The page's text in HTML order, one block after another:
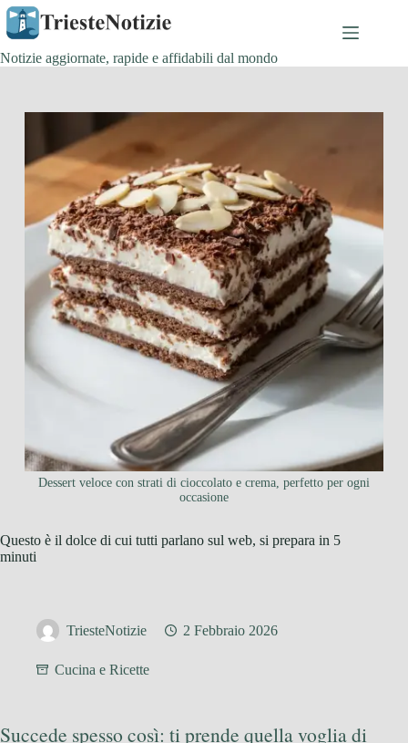
Salta
contenuto
Notizie aggiornate, rapide e affidabili dal mondo
Dessert veloce con strati di cioccolato e crema, perfetto per ogni
occasione
Questo è il dolce di cui tutti parlano sul web, si prepara in 5
minuti
TriesteNotizie 2 Febbraio 2026
Cucina e Ricette
Succede spesso così: ti prende quella voglia di